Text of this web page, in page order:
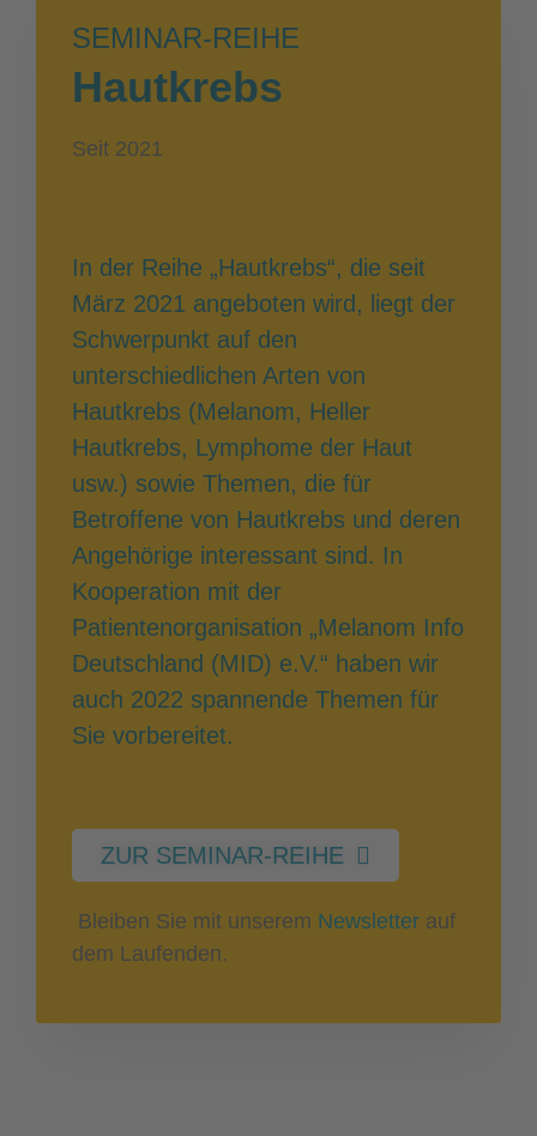
SEMINAR-REIHE
Hautkrebs
Seit 2021
In der Reihe „Hautkrebs“, die seit
März 2021 angeboten wird, liegt der
Schwerpunkt auf den
unterschiedlichen Arten von
Hautkrebs (Melanom, Heller
Hautkrebs, Lymphome der Haut
usw.) sowie Themen, die für
Betroffene von Hautkrebs und deren
Angehörige interessant sind. In
Kooperation mit der
Patientenorganisation „Melanom Info
Deutschland (MID) e.V.“ haben wir
auch 2022 spannende Themen für
Sie vorbereitet.
ZUR SEMINAR-REIHE
Bleiben Sie mit unserem Newsletter auf
dem Laufenden.